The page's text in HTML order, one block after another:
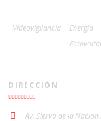
Videovigilancia
Energía
DIRECCIÓN
Av. Siervo de la Nación